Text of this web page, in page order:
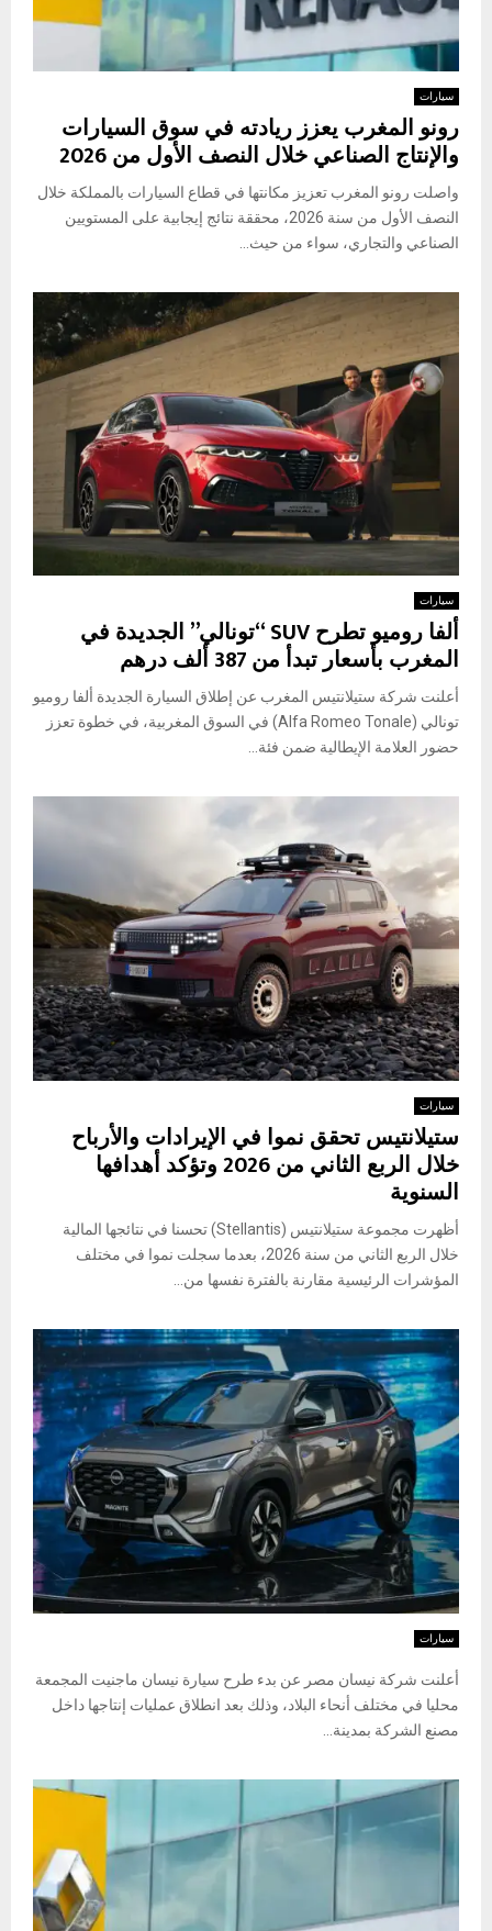
سيارات
رونو المغرب يعزز ريادته في سوق السيارات
والإنتاج الصناعي خلال النصف الأول من 2026
واصلت رونو المغرب تعزيز مكانتها في قطاع السيارات بالمملكة خلال
النصف الأول من سنة 2026، محققة نتائج إيجابية على المستويين
الصناعي والتجاري، سواء من حيث...
سيارات
ألفا روميو تطرح SUV “تونالي” الجديدة في
المغرب بأسعار تبدأ من 387 ألف درهم
أعلنت شركة ستيلانتيس المغرب عن إطلاق السيارة الجديدة ألفا روميو
تونالي (Alfa Romeo Tonale) في السوق المغربية، في خطوة تعزز
حضور العلامة الإيطالية ضمن فئة...
سيارات
ستيلانتيس تحقق نموا في الإيرادات والأرباح
خلال الربع الثاني من 2026 وتؤكد أهدافها
السنوية
أظهرت مجموعة ستيلانتيس (Stellantis) تحسنا في نتائجها المالية
خلال الربع الثاني من سنة 2026، بعدما سجلت نموا في مختلف
المؤشرات الرئيسية مقارنة بالفترة نفسها من...
سيارات
أعلنت شركة نيسان مصر عن بدء طرح سيارة نيسان ماجنيت المجمعة
محليا في مختلف أنحاء البلاد، وذلك بعد انطلاق عمليات إنتاجها داخل
مصنع الشركة بمدينة...